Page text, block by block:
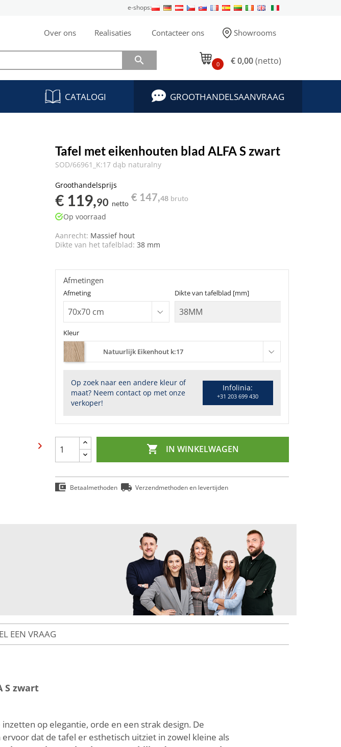
e-shops:
Over ons Realisaties Contacteer ons Showrooms
 0 € 0,00(netto)
CATALOGI GROOTHANDELSAANVRAAG
Tafel met eikenhouten blad ALFA S zwart
SOD/66961_K:17 dąb naturalny
Groothandelsprijs
€ 119,90 netto
€ 147,48 bruto
Op voorraad
Aanrecht: Massief hout
Dikte van het tafelblad: 38 mm
Kleur
Natuurlijk Eikenhout k:17
Op zoek naar een andere kleur of
maat? Neem contact op met onze
verkoper!
Infolinia:
+31 203 699 430
Afmeting Dikte van tafelblad [mm]
Afmetingen
 IN WINKELWAGEN
Betaalmethoden Verzendmethoden en levertijden
EEN VRAAG
S zwart
op elegantie, orde en een strak design. De
dat de tafel er esthetisch uitziet in zowel kleine als